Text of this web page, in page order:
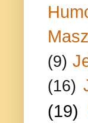
(9)
(16)
(19)